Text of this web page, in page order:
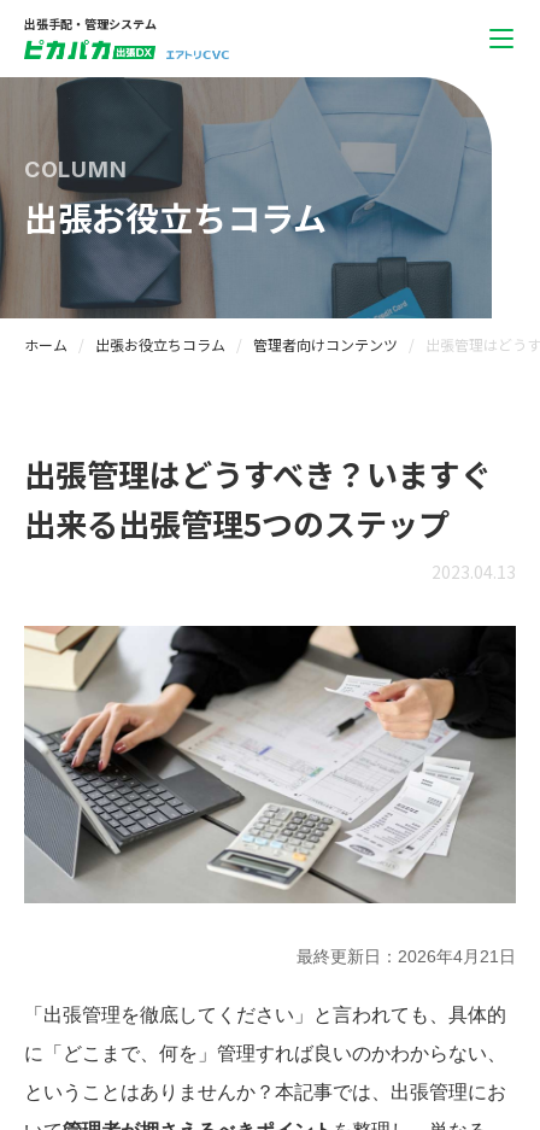
出張手配・管理システム
COLUMN
出張お役立ちコラム
ホーム 出張お役立ちコラム 管理者向けコンテンツ 出張管理はどう
出張管理はどうすべき？いますぐ
出来る出張管理5つのステップ
2023.04.13
最終更新日： 2026年4月21日
「出張管理を徹底してください」と言われても、具体的
に「どこまで、何を」管理すれば良いのかわからない、
ということはありませんか？本記事では、出張管理にお